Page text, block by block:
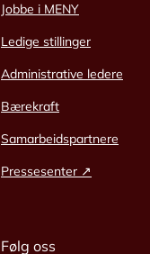
Jobbe i MENY
Ledige stillinger
Administrative ledere
Bærekraft
Samarbeidspartnere
Pressesenter ↗
Følg oss